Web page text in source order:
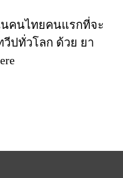
คนไทยคนแรกที่จะ
ปทั่วโลก ด้วย ยา